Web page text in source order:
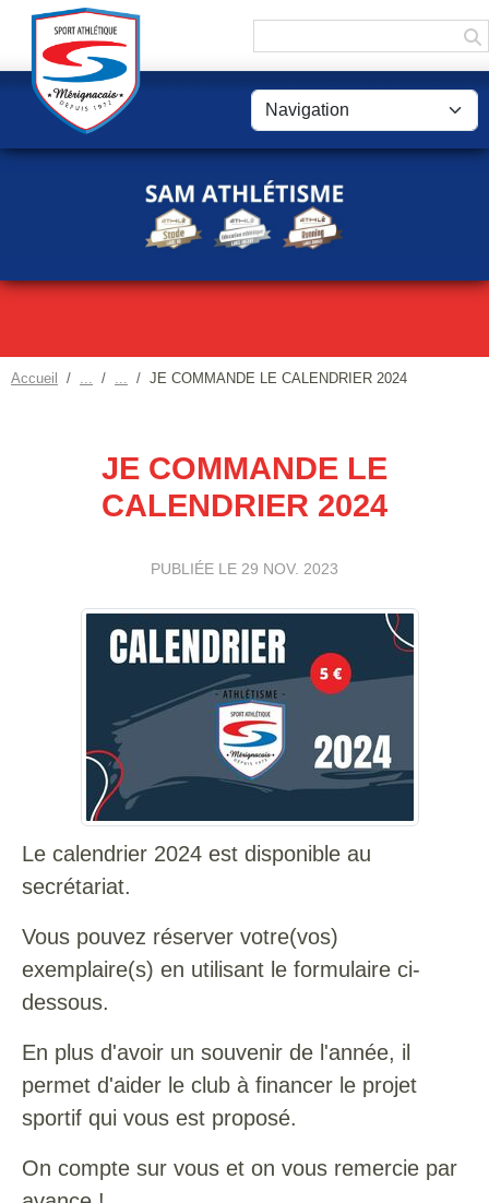
Accueil JE COMMANDE LE CALENDRIER 2024
JE COMMANDE LE
CALENDRIER 2024
PUBLIÉE LE 29 NOV. 2023
Le calendrier 2024 est disponible au
secrétariat.
Vous pouvez réserver votre(vos)
exemplaire(s) en utilisant le formulaire ci-
dessous.
En plus d'avoir un souvenir de l'année, il
permet d'aider le club à financer le projet
sportif qui vous est proposé.
On compte sur vous et on vous remercie par
Panneau de gestion des cookies